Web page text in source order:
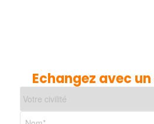
Echangez avec